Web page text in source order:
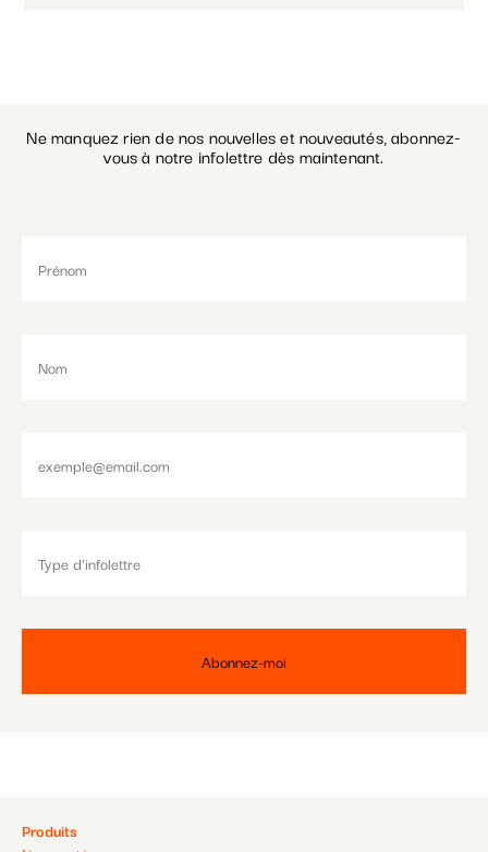
Ne manquez rien de nos nouvelles et nouveautés, abonnez-
vous à notre infolettre dès maintenant.
Pied
Produits